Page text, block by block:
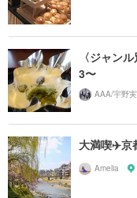
〈ジャン
3〜
大満喫✈️京
Amelia